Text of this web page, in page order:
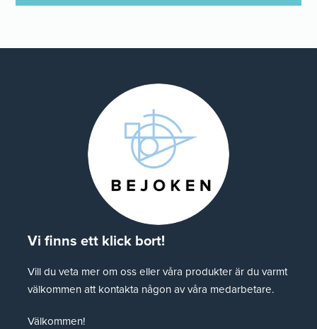
Vi finns ett klick bort!
Vill du veta mer om oss eller våra produkter är du varmt
välkommen att kontakta någon av våra medarbetare.
Välkommen!